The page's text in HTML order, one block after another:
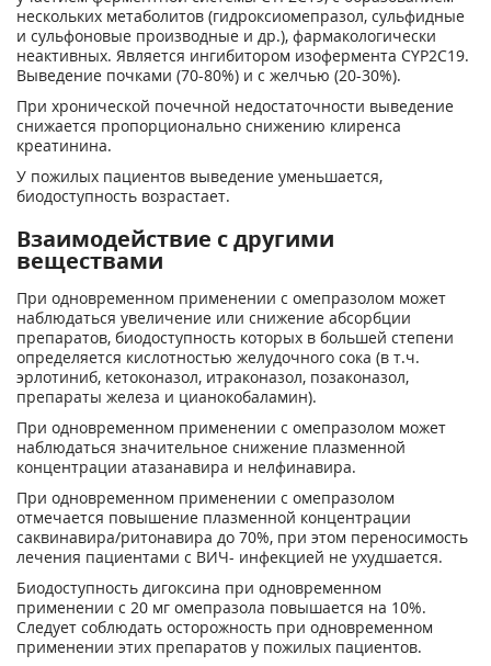
нескольких метаболитов (гидроксиомепразол, сульфидные
и сульфоновые производные и др.), фармакологически
неактивных. Является ингибитором изофермента CYP2C19.
Выведение почками (70-80%) и с желчью (20-30%).
При хронической почечной недостаточности выведение
снижается пропорционально снижению клиренса
креатинина.
У пожилых пациентов выведение уменьшается,
биодоступность возрастает.
Взаимодействие с другими
веществами
При одновременном применении с омепразолом может
наблюдаться увеличение или снижение абсорбции
препаратов, биодоступность которых в большей степени
определяется кислотностью желудочного сока (в т.ч.
эрлотиниб, кетоконазол, итраконазол, позаконазол,
препараты железа и цианокобаламин).
При одновременном применении с омепразолом может
наблюдаться значительное снижение плазменной
концентрации атазанавира и нелфинавира.
При одновременном применении с омепразолом
отмечается повышение плазменной концентрации
саквинавира/ритонавира до 70%, при этом переносимость
лечения пациентами с ВИЧ- инфекцией не ухудшается.
Биодоступность дигоксина при одновременном
применении с 20 мг омепразола повышается на 10%.
Следует соблюдать осторожность при одновременном
применении этих препаратов у пожилых пациентов.